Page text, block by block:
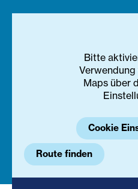
Bitte
Maps über
Cookie
Route finden